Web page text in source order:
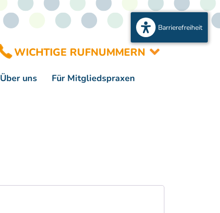
WICHTIGE RUFNUMMERN
Über uns Für Mitgliedspraxen
Barrierefreiheit